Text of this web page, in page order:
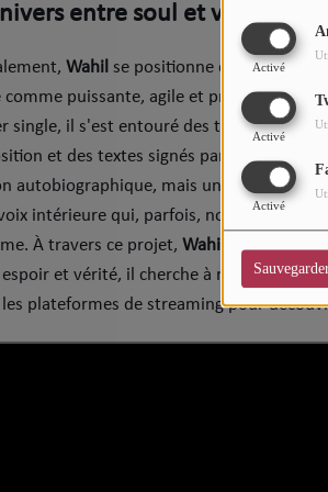
Activé
Activé
Activé
entre soul et variété
Wahil se positionne dans un
comme puissante, agile et profondément
single, il s'est entouré des talents deLéo
et des textes signés par
Wahillui-
autobiographique, mais un message
intérieure qui, parfois, nous pousse à
​À travers ce projet, Wahil
construit un
et vérité, il cherche à reconnecter
plateformes de streaming pour